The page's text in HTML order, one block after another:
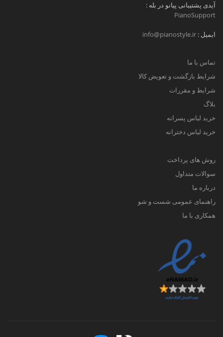
آیدی پشتیبانی پیانو در بله :
PianoSupport
ایمیل : info@pianostyle.ir
تماس با ما
شرایط بازگشت و تعویض کالا
شرایط و مقررات
بلاگ
خرید لباس پسرانه
خرید لباس دخترانه
روش های پرداخت
سوالات متداول
درباره ما
راهنمای عمومی شست و شو
همکاری با ما